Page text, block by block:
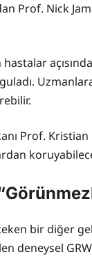
Prof. Nick
Prof.
bir diğer
deneysel